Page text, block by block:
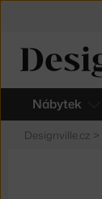
Nábytek
Designville.cz >